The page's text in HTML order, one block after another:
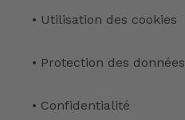
• Utilisation des cookies
• Protection des données
• Confidentialité